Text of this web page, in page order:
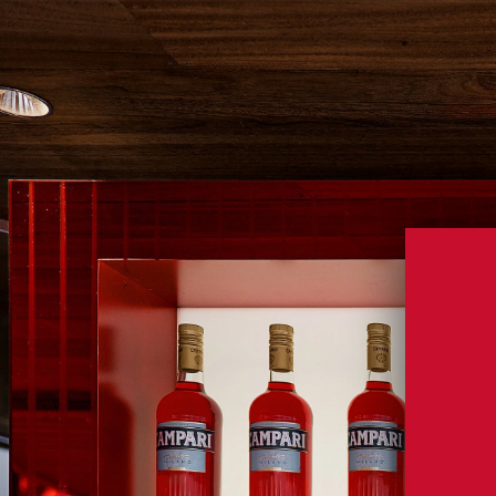
NOSSA HISTÓRIA NOSSOS
CAMPARI CASK
NEGRONI
CAMPARI
SPRITZ
BEBA COM